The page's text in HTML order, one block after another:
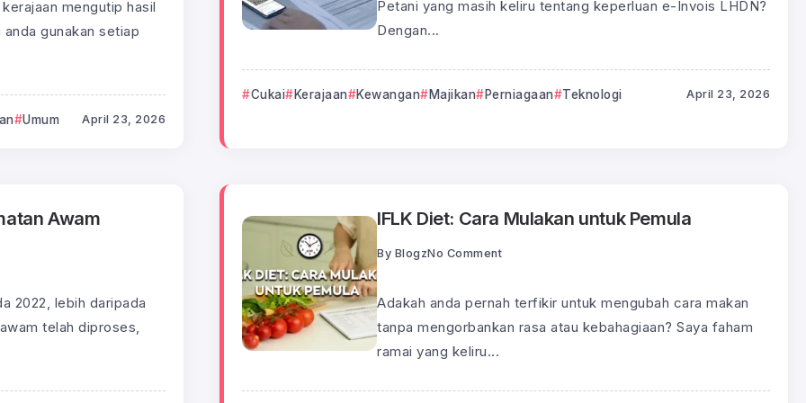
mengutip hasil
gunakan setiap
Umum April 23, 2026
Petani yang masih keliru tentang keperluan e-Invois LHDN?
Dengan...
Cukai Kerajaan Kewangan Majikan Perniagaan Teknologi April 23, 2026
Awam
2022, lebih daripada
telah diproses,
IFLK Diet: Cara Mulakan untuk Pemula
By BlogzNo Comment
Adakah anda pernah terfikir untuk mengubah cara makan
tanpa mengorbankan rasa atau kebahagiaan? Saya faham
ramai yang keliru...